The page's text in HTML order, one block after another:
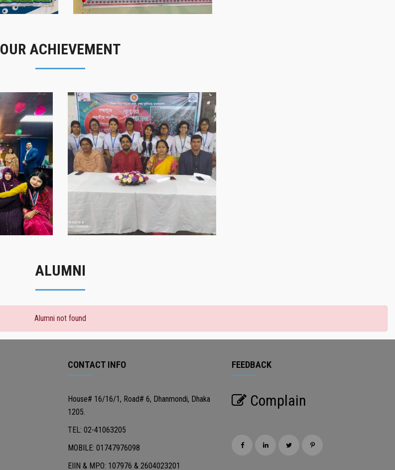
OUR ACHIEVEMENT
সাফল্যের স্মৃতি
সাফল্যের স্মৃতি
ALUMNI
Alumni not found
CONTACT INFO
House# 16/16/1, Road# 6, Dhanmondi, Dhaka
1205.
TEL: 02-41063205
MOBILE: 01747976098
EIIN & MPO: 107976 & 2604023201
FEEDBACK
Complain